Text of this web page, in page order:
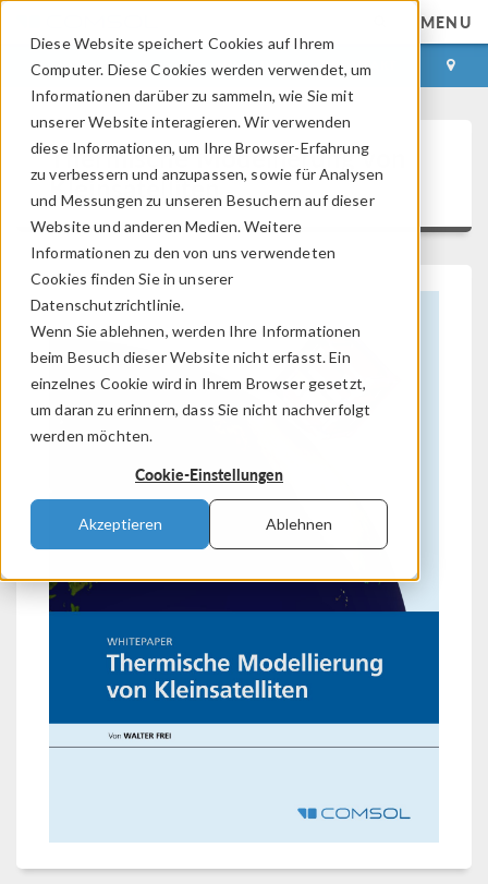
Diese Website speichert Cookies auf Ihrem
Computer. Diese Cookies werden verwendet, um
Informationen darüber zu sammeln, wie Sie mit
unserer Website interagieren. Wir verwenden
diese Informationen, um Ihre Browser-Erfahrung
zu verbessern und anzupassen, sowie für Analysen
und Messungen zu unseren Besuchern auf dieser
Website und anderen Medien. Weitere
Informationen zu den von uns verwendeten
Cookies finden Sie in unserer
Datenschutzrichtlinie.
Wenn Sie ablehnen, werden Ihre Informationen
beim Besuch dieser Website nicht erfasst. Ein
einzelnes Cookie wird in Ihrem Browser gesetzt,
um daran zu erinnern, dass Sie nicht nachverfolgt
werden möchten.
Cookie-Einstellungen
Akzeptieren Ablehnen
MENU
ANMELDEN KONTAKT
Thermische Modellierung von
Kleinsatelliten